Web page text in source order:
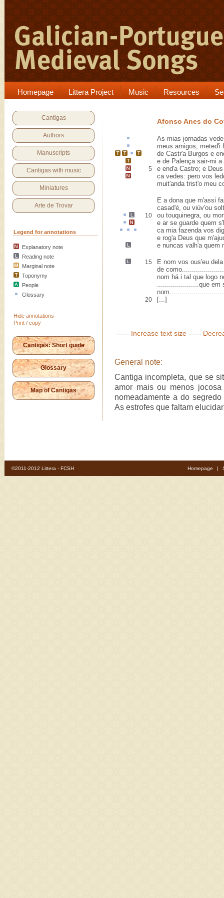
Homepage Littera Project Music Resources
Cantigas
Authors
Manuscripts
Cantigas with music
Miniatures
Arte de Trovar
Legend for annotations
Explanatory note
Reading note
Marginal note
Toponymy
People
Glossary
Hide annotations
Print / copy
Cantigas: Short guide
Glossary
Map of Cantigas
Afonso Anes do
As mias jornadas
meus amigos, meted'i
de Castr'a Burgos e
e de Palença sair-mi a
5 e end'a Castro; e
ca vedes: pero vos
muit'anda trist'o meu
E a dona que m'assi
casad'é, ou viúv'ou
10 ou touquinegra, ou
e ar se guarde quem
ca mia fazendavos
e rog'a Deus que
e nuncas valh'a quem
15
E nom vos ous'eu
de
nom há i tal que logo
.....................que em
20 [...]
----- Increase text size -----
General note:
Cantiga incompleta, que se
amor mais ou menos
nomeadamente a do
As estrofes que faltam
©2011-2012 Littera - FCSH Homepage |